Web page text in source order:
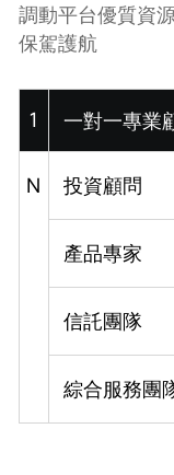
調動平台優質資
保駕護航
1 一對一專業
N 投資顧問
產品專家
信託團隊
綜合服務團